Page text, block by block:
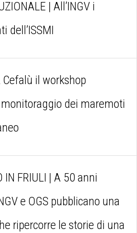
| All’INGV i
dell’ISSMI
Cefalù il workshop
monitoraggio dei maremoti
IN FRIULI | A 50 anni
e OGS pubblicano una
ripercorre le storie di una